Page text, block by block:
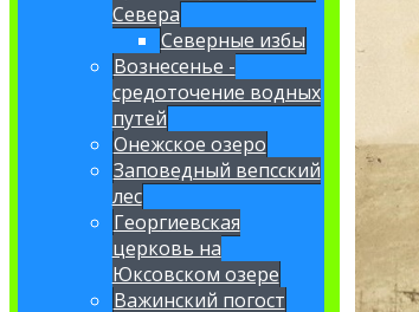
Севера
Северные избы
Вознесенье -
средоточение водных
путей
Онежское озеро
Заповедный вепсский
лес
Георгиевская
церковь на
Юксовском озере
Важинский погост